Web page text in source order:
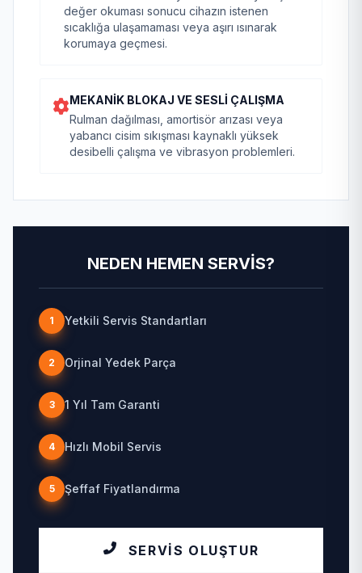
değer okuması sonucu cihazın istenen
sıcaklığa ulaşamaması veya aşırı ısınarak
korumaya geçmesi.
MEKANIK BLOKAJ VE SESLI ÇALIŞMA
Rulman dağılması, amortisör arızası veya
yabancı cisim sıkışması kaynaklı yüksek
desibelli çalışma ve vibrasyon problemleri.
NEDEN HEMEN SERVIS?
1 Yetkili Servis Standartları
2 Orjinal Yedek Parça
3 1 Yıl Tam Garanti
4 Hızlı Mobil Servis
5 Şeffaf Fiyatlandırma
SERVIS OLUŞTUR